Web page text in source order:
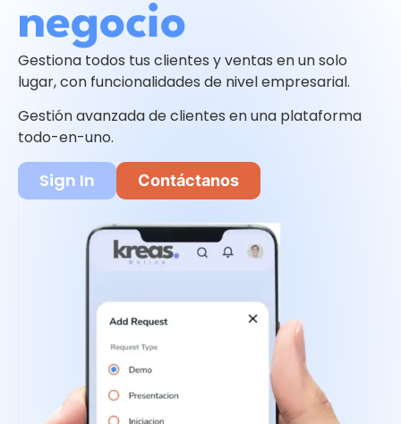
negocio
Gestiona todos tus clientes y ventas en un solo
lugar, con funcionalidades de nivel empresarial.
Gestión avanzada de clientes en una plataforma
todo-en-uno.
Sign In Contáctanos